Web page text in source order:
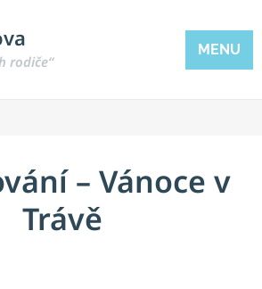
rodiče“
MENU
– Vánoce v
Trávě